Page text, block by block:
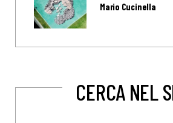
Mario Cucinella
CERCA NEL